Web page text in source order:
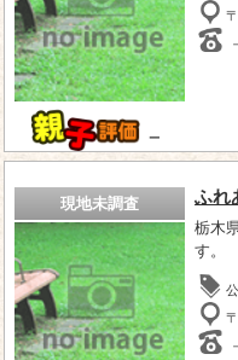
－
－
現地未調査 ふれ
栃木
す。
－